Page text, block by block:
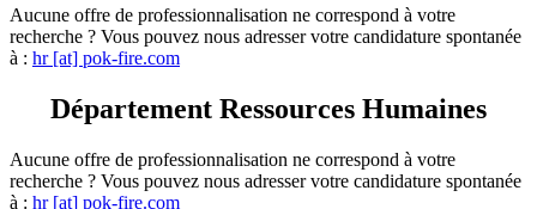
Aucune offre de professionnalisation ne correspond à votre
recherche ? Vous pouvez nous adresser votre candidature spontanée
à : hr [at] pok-fire.com
Département Ressources Humaines
Aucune offre de professionnalisation ne correspond à votre
recherche ? Vous pouvez nous adresser votre candidature spontanée
à : hr [at] pok-fire.com